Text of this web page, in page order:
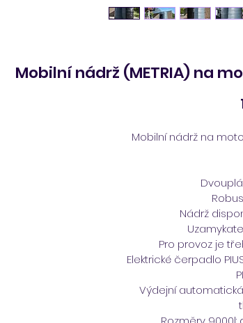
Mobilní nádrž (METRIA) na
Mobilní nádrž na
Nádrž
Pro provoz je
Elektrické čerpadlo
Výdejní